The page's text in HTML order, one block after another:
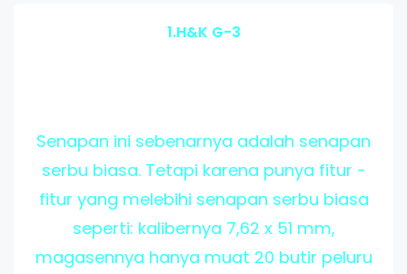
1.H&K G-3
Senapan ini sebenarnya adalah senapan
serbu biasa. Tetapi karena punya fitur -
fitur yang melebihi senapan serbu biasa
seperti: kalibernya 7,62 x 51 mm,
magasennya hanya muat 20 butir peluru